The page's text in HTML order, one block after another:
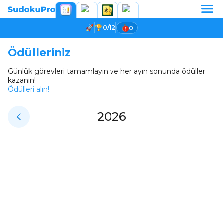
0/12 0
Ödülleriniz
Günlük görevleri tamamlayın ve her ayın sonunda ödüller
kazanın!
Ödülleri alın!
2026